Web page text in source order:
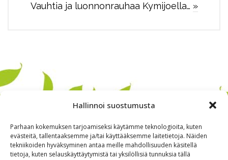
Hallinnoi suostumusta
Parhaan kokemuksen tarjoamiseksi käytämme teknologioita, kuten
evästeitä, tallentaaksemme ja/tai käyttääksemme laitetietoja. Näiden
tekniikoiden hyväksyminen antaa meille mahdollisuuden käsitellä
tietoja, kuten selauskäyttäytymistä tai yksilöllisiä tunnuksia tällä
Vauhtia ja luonnonrauhaa Kymijoella… »